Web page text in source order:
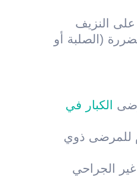
على النزيف
(الصلبة أو
الكبار في
للمرضى ذوي
الجراحي